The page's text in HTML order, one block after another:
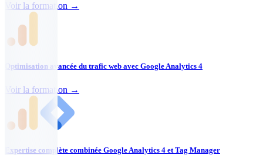
Voir la formation →
Optimisation avancée du trafic web avec Google Analytics 4
Voir la formation →
Expertise complète combinée Google Analytics 4 et Tag Manager